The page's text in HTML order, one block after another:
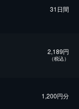
31日間
2,189円
（税込）
1,200円分